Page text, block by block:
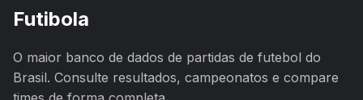
Futibola
O maior banco de dados de partidas de futebol do
Brasil. Consulte resultados, campeonatos e compare